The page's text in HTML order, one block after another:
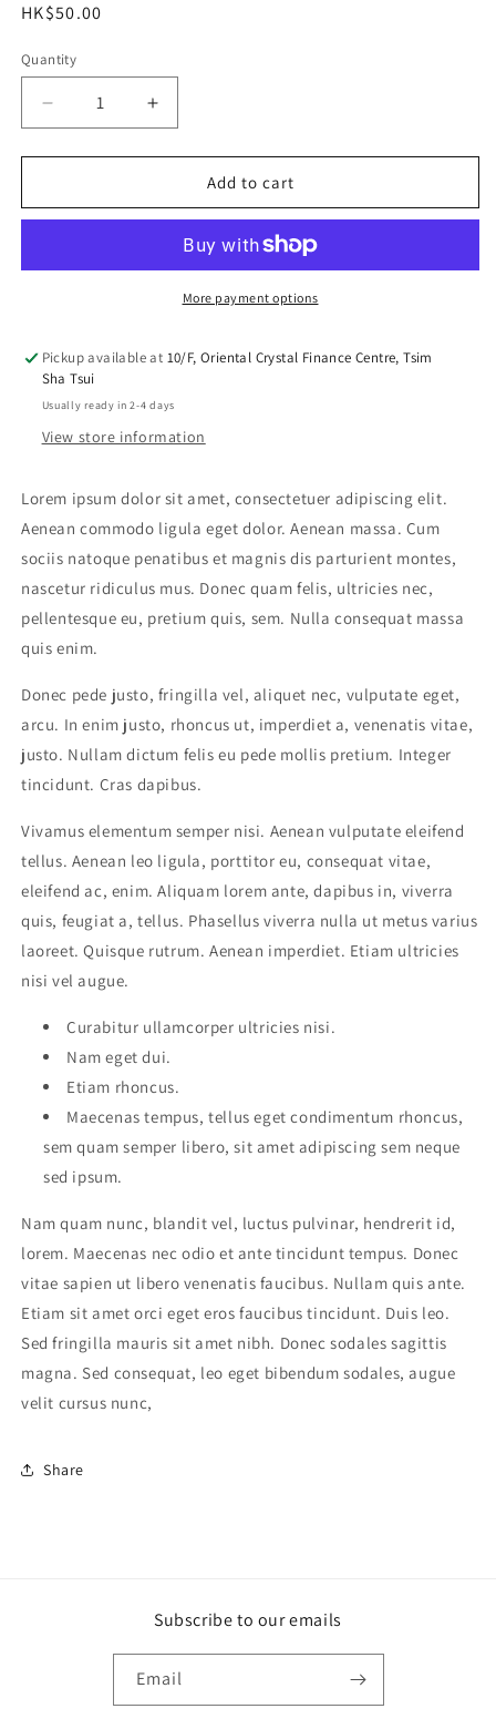
Regular
HK$50.00
Quantity
Decrease
quantity
for
Soap
Increase
quantity
for
Soap
Add to cart
More payment options
Pickup available at 10/F, Oriental Crystal Finance Centre, Tsim
Sha Tsui
Usually ready in 2-4 days
View store information
Lorem ipsum dolor sit amet, consectetuer adipiscing elit.
Aenean commodo ligula eget dolor. Aenean massa. Cum
sociis natoque penatibus et magnis dis parturient montes,
nascetur ridiculus mus. Donec quam felis, ultricies nec,
pellentesque eu, pretium quis, sem. Nulla consequat massa
quis enim.
Donec pede justo, fringilla vel, aliquet nec, vulputate eget,
arcu. In enim justo, rhoncus ut, imperdiet a, venenatis vitae,
justo. Nullam dictum felis eu pede mollis pretium. Integer
tincidunt. Cras dapibus.
Vivamus elementum semper nisi. Aenean vulputate eleifend
tellus. Aenean leo ligula, porttitor eu, consequat vitae,
eleifend ac, enim. Aliquam lorem ante, dapibus in, viverra
quis, feugiat a, tellus. Phasellus viverra nulla ut metus varius
laoreet. Quisque rutrum. Aenean imperdiet. Etiam ultricies
nisi vel augue.
Curabitur ullamcorper ultricies nisi.
Nam eget dui.
Etiam rhoncus.
Maecenas tempus, tellus eget condimentum rhoncus,
sem quam semper libero, sit amet adipiscing sem neque
sed ipsum.
Nam quam nunc, blandit vel, luctus pulvinar, hendrerit id,
lorem. Maecenas nec odio et ante tincidunt tempus. Donec
vitae sapien ut libero venenatis faucibus. Nullam quis ante.
Etiam sit amet orci eget eros faucibus tincidunt. Duis leo.
Sed fringilla mauris sit amet nibh. Donec sodales sagittis
magna. Sed consequat, leo eget bibendum sodales, augue
velit cursus nunc,
Share
Subscribe to our emails
Email